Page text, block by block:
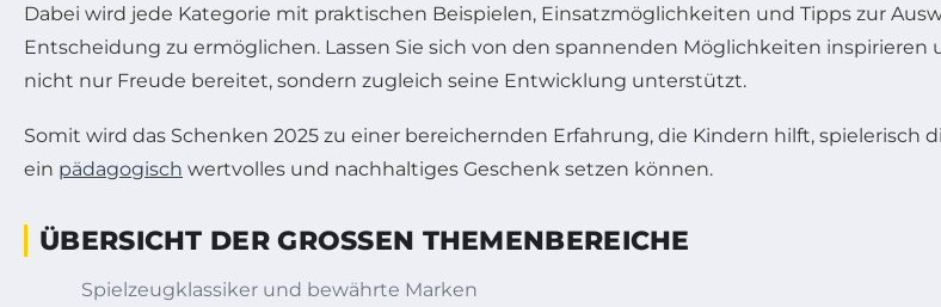
Dabei wird jede Kategorie mit praktischen Beispielen, Einsatzmöglichkeiten und Tipps zur
Entscheidung zu ermöglichen. Lassen Sie sich von den spannenden Möglichkeiten inspirieren
nicht nur Freude bereitet, sondern zugleich seine Entwicklung unterstützt.
Somit wird das Schenken 2025 zu einer bereichernden Erfahrung, die Kindern hilft,
ein pädagogisch wertvolles und nachhaltiges Geschenk setzen können.
ÜBERSICHT DER GROSSEN THEMENBEREICHE
Spielzeugklassiker und bewährte Marken